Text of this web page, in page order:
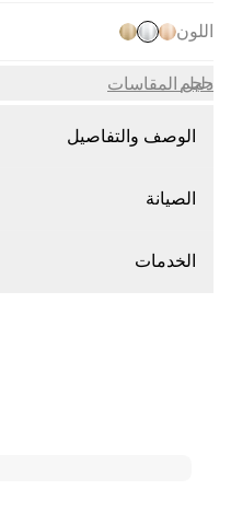
اللون
دليل المقاسات
حجم
الوصف والتفاصيل
الصيانة
الخدمات